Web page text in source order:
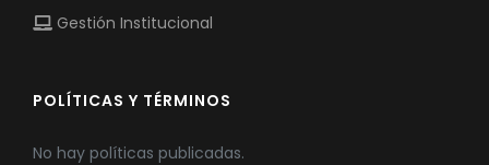
Gestión Institucional
POLÍTICAS Y TÉRMINOS
No hay políticas publicadas.